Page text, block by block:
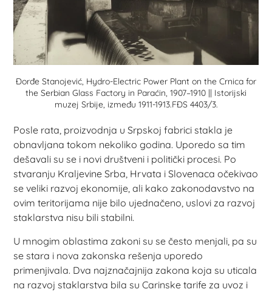
Đorđe Stanojević, Hydro-Electric Power Plant on the Crnica for
the Serbian Glass Factory in Paraćin, 1907–1910 || Istorijski
muzej Srbije, između 1911-1913.FĐS 4403/3.
Posle rata, proizvodnja u Srpskoj fabrici stakla je
obnavljana tokom nekoliko godina. Uporedo sa tim
dešavali su se i novi društveni i politički procesi. Po
stvaranju Kraljevine Srba, Hrvata i Slovenaca očekivao
se veliki razvoj ekonomije, ali kako zakonodavstvo na
ovim teritorijama nije bilo ujednačeno, uslovi za razvoj
staklarstva nisu bili stabilni.
U mnogim oblastima zakoni su se često menjali, pa su
se stara i nova zakonska rešenja uporedo
primenjivala. Dva najznačajnija zakona koja su uticala
na razvoj staklarstva bila su Carinske tarife za uvoz i